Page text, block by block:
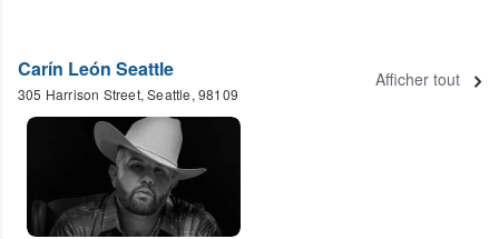
Carín León Seattle
305 Harrison Street, Seattle, 98109
Afficher tout